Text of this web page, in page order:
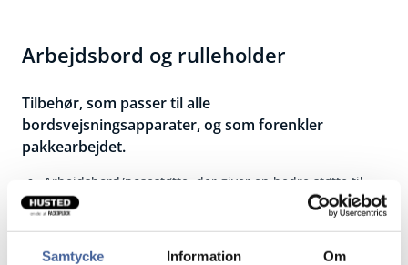
Samtycke Information Om
Arbejdsbord og rulleholder
Tilbehør, som passer til alle
bordsvejsningsapparater, og som forenkler
pakkearbejdet.
Arbejdsbord/posestøtte, der giver en bedre støtte til
posen.
Rulleholder til ruller med en plasticslange.